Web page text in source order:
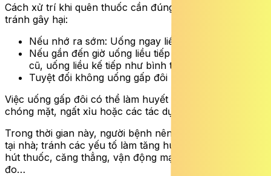
Cách xử trí khi quên thuốc cần đúng nguyên tắc để
tránh gây hại:
Nếu nhớ ra sớm: Uống ngay liều đã quên
Nếu gần đến giờ uống liều tiếp theo: Bỏ qua liều
cũ, uống liều kế tiếp như bình thường
Tuyệt đối không uống gấp đôi liều để bù
Việc uống gấp đôi có thể làm huyết áp tụt quá mức, gây
chóng mặt, ngất xỉu hoặc các tác dụng phụ khác.
Trong thời gian này, người bệnh nên theo dõi huyết áp
tại nhà; tránh các yếu tố làm tăng huyết áp như cà phê,
hút thuốc, căng thẳng, vận động mạnh ngay trước khi
đo…